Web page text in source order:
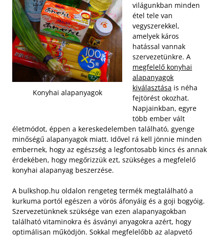
Konyhai alapanyagok
világunkban minden
étel tele van
vegyszerekkel,
amelyek káros
hatással vannak
szervezetünkre. A
megfelelő konyhai
alapanyagok
kiválasztása is néha
fejtörést okozhat.
Napjainkban, egyre
több ember vált
életmódot, éppen a kereskedelemben található, gyenge
minőségű alapanyagok miatt. Idővel rá kell jönnie minden
embernek, hogy az egészség a legfontosabb kincs és annak
érdekében, hogy megőrizzük ezt, szükséges a megfelelő
konyhai alapanyag beszerzése.
A bulkshop.hu oldalon rengeteg termék megtalálható a
kurkuma portól egészen a vörös áfonyáig és a goji bogyóig.
Szervezetünknek szüksége van ezen alapanyagokban
található vitaminokra és ásványi anyagokra azért, hogy
optimálisan működjön. Sokkal megfelelőbb az alapvető